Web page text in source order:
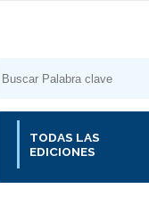
TODAS LAS
EDICIONES